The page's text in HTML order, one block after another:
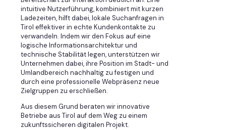
intuitive Nutzerführung, kombiniert mit kurzen
Ladezeiten, hilft dabei, lokale Suchanfragen in
Tirol effektiver in echte Kundenkontakte zu
verwandeln. Indem wir den Fokus auf eine
logische Informationsarchitektur und
technische Stabilität legen, unterstützen wir
Unternehmen dabei, ihre Position im Stadt- und
Umlandbereich nachhaltig zu festigen und
durch eine professionelle Webpräsenz neue
Zielgruppen zu erschließen.
Aus diesem Grund beraten wir innovative
Betriebe aus Tirol auf dem Weg zu einem
zukunftssicheren digitalen Projekt.